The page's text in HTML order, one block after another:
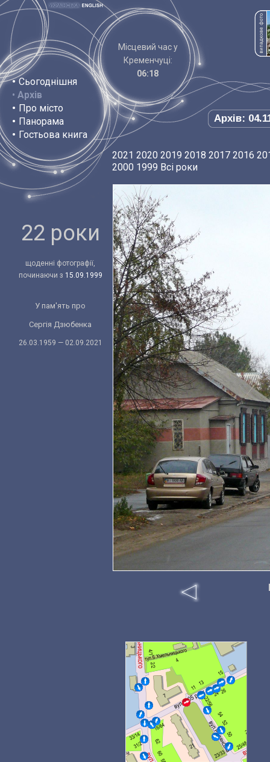
• Сьогоднішня
• Архів
• Про місто
• Панорама
• Гостьова книга
Місцевий час у
Кременчуці:
06:18
Архів:
22 роки
щоденні фотографії,
починаючи з 15.09.1999
У пам'ять про
Сергія Дзюбенка
26.03.1959 — 02.09.2021
2021 2020 2019 2018 2017 2016
2000 1999 Всі роки